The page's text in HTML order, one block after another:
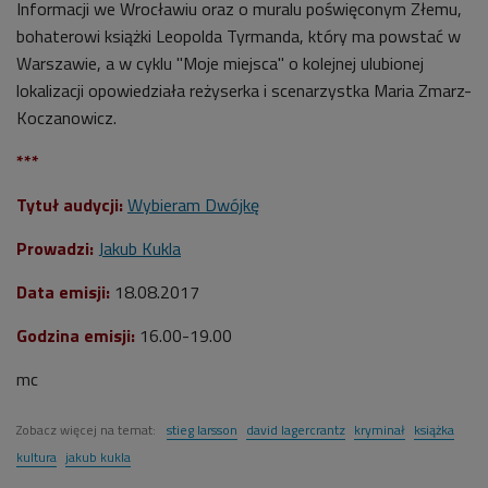
Informacji we Wrocławiu oraz o muralu poświęconym Złemu,
bohaterowi książki Leopolda Tyrmanda, który ma powstać w
Warszawie, a w cyklu "Moje miejsca" o kolejnej ulubionej
lokalizacji opowiedziała reżyserka i scenarzystka Maria Zmarz-
Koczanowicz.
***
Tytuł audycji: Wybieram Dwójkę
Prowadzi: Jakub Kukla
Data emisji: 18.08.2017
Godzina emisji: 16.00-19.00
mc
Zobacz więcej na temat: stieg larsson david lagercrantz kryminał książka
kultura jakub kukla